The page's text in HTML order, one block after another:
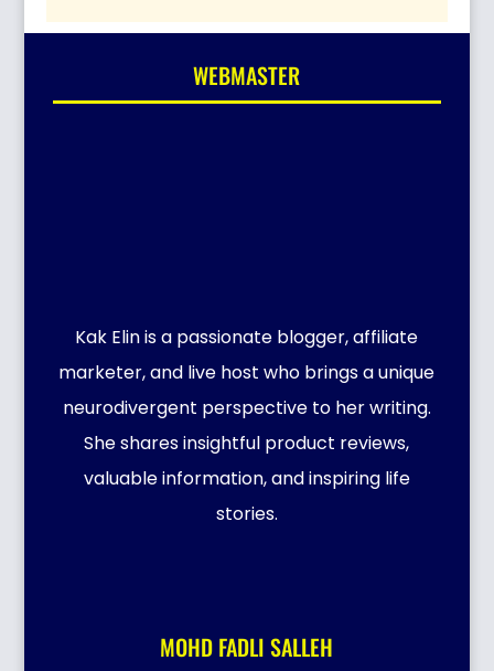
WEBMASTER
Kak Elin is a passionate blogger, affiliate
marketer, and live host who brings a unique
neurodivergent perspective to her writing.
She shares insightful product reviews,
valuable information, and inspiring life
stories.
MOHD FADLI SALLEH